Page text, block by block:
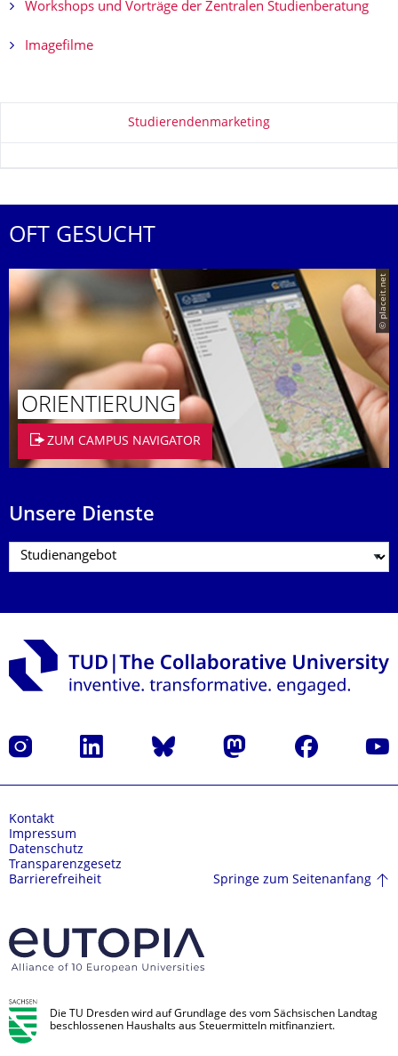
Workshops und Vorträge der Zentralen Studienberatung
Imagefilme
Zu dieser SeiteStudierendenmarketing
OFT GESUCHT
© placeit.net
ORIENTIERUNG
ZUM CAMPUS NAVIGATOR
Unsere Dienste
Instagram LinkedIn Bluesky Mastodon Facebook
Kontakt
Impressum
Datenschutz
Transparenzgesetz
Barrierefreiheit
Springe zum Seitenanfang
Die TU Dresden wird auf Grundlage des vom Sächsischen Landtag
beschlossenen Haushalts aus Steuermitteln mitfinanziert.